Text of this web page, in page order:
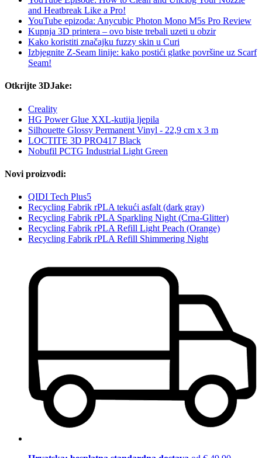
and Heatbreak Like a Pro!
YouTube epizoda: Anycubic Photon Mono M5s Pro Review
Kupnja 3D printera – ovo biste trebali uzeti u obzir
Kako koristiti značajku fuzzy skin u Curi
Izbjegnite Z-Seam linije: kako postići glatke površine uz Scarf
Seam!
Otkrijte 3DJake:
Creality
HG Power Glue XXL-kutija ljepila
Silhouette Glossy Permanent Vinyl - 22,9 cm x 3 m
LOCTITE 3D PRO417 Black
Nobufil PCTG Industrial Light Green
Novi proizvodi:
QIDI Tech Plus5
Recycling Fabrik rPLA tekući asfalt (dark gray)
Recycling Fabrik rPLA Sparkling Night (Crna-Glitter)
Recycling Fabrik rPLA Refill Light Peach (Orange)
Recycling Fabrik rPLA Refill Shimmering Night